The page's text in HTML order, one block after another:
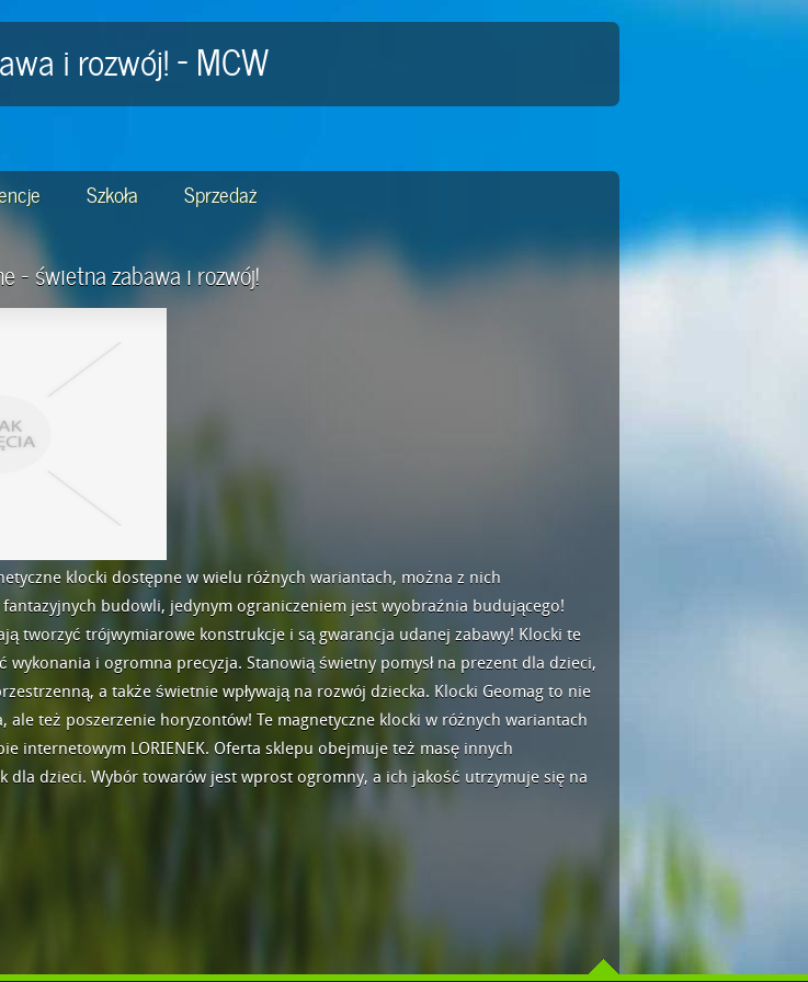
i rozwój! - MCW
Szkoła Sprzedaż
- świetna zabawa i rozwój!
klocki dostępne w wielu różnych wariantach, można z nich
budowli, jedynym ograniczeniem jest wyobraźnia budującego!
tworzyć trójwymiarowe konstrukcje i są gwarancja udanej zabawy! Klocki te
wykonania i ogromna precyzja. Stanowią świetny pomysł na prezent dla dzieci,
a także świetnie wpływają na rozwój dziecka. Klocki Geomag to nie
ale też poszerzenie horyzontów! Te magnetyczne klocki w różnych wariantach
internetowym LORIENEK. Oferta sklepu obejmuje też masę innych
dla dzieci. Wybór towarów jest wprost ogromny, a ich jakość utrzymuje się na